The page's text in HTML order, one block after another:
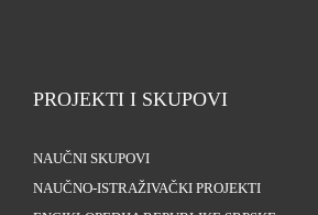
PROJEKTI I SKUPOVI
NAUČNI SKUPOVI
NAUČNO-ISTRAŽIVAČKI PROJEKTI